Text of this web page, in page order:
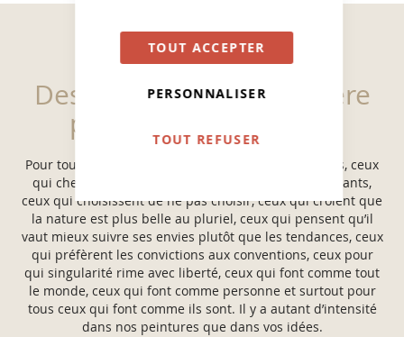
TOUT ACCEPTER
PERSONNALISER
TOUT REFUSER
Des peintures de caractère
pour tous vos projets
Pour tous ceux qui ont le bon goût d’être eux-mêmes, ceux
qui cherchent à être inspirés plutôt qu’à être inspirants,
ceux qui choisissent de ne pas choisir, ceux qui croient que
la nature est plus belle au pluriel, ceux qui pensent qu’il
vaut mieux suivre ses envies plutôt que les tendances, ceux
qui préfèrent les convictions aux conventions, ceux pour
qui singularité rime avec liberté, ceux qui font comme tout
le monde, ceux qui font comme personne et surtout pour
tous ceux qui font comme ils sont. Il y a autant d’intensité
dans nos peintures que dans vos idées.